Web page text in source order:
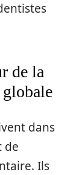
de la
dans
de
Ils